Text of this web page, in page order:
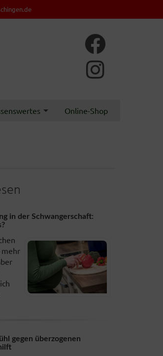
Online-Shop
in der Schwangerschaft:
mehr
gegen überzogenen